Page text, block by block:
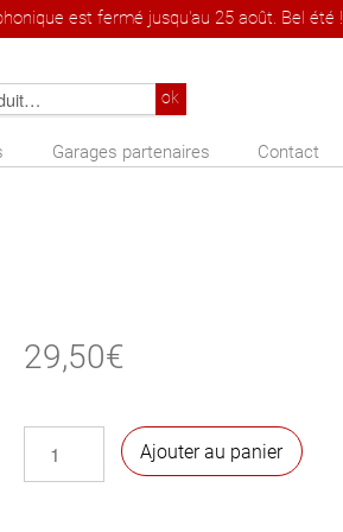
est fermé jusqu'au 25 août. Bel été !
ok
Garages partenaires Contact
29,50€
Ajouter au panier